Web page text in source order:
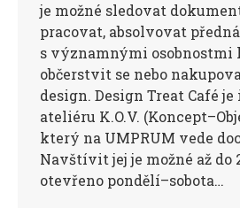
je možné sledovat
pracovat, absolvovat
s významnými osobnostmi
občerstvit se nebo
design. Design Treat Café
ateliéru K.O.V.
který na UMPRUM vede
Navštívit jej je možné až do
otevřeno pondělí–sobota…